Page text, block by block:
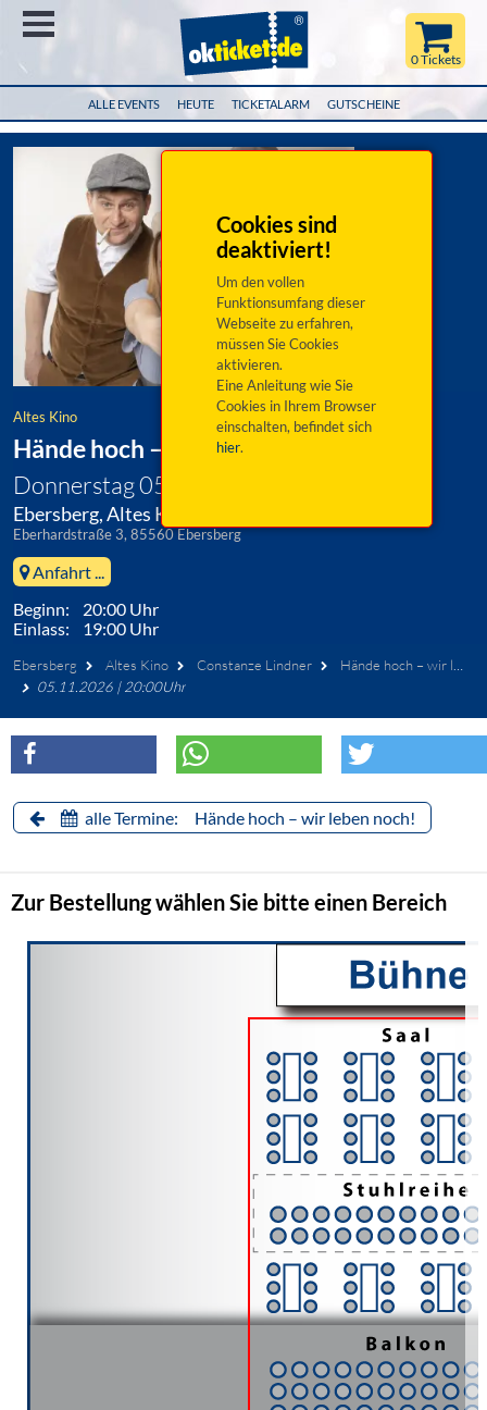
ALLE EVENTS HEUTE TICKETALARM GUTSCHEINE
0 Tickets
Cookies sind
deaktiviert!
Um den vollen
Funktionsumfang dieser
Webseite zu erfahren,
müssen Sie Cookies
aktivieren.
Eine Anleitung wie Sie
Cookies in Ihrem Browser
einschalten, befindet sich
hier.
Altes Kino
Hände hoch – wir leben noch!
Donnerstag 05. November 2026
Ebersberg, Altes Kino
Eberhardstraße 3, 85560 Ebersberg
Anfahrt ...
Beginn: 20:00 Uhr
Einlass: 19:00 Uhr
Ebersberg Altes Kino Constanze Lindner
Hände hoch – wir leben noch!
05.11.2026 | 20:00Uhr
alle Termine: Hände hoch – wir leben noch!
Zur Bestellung wählen Sie bitte einen Bereich